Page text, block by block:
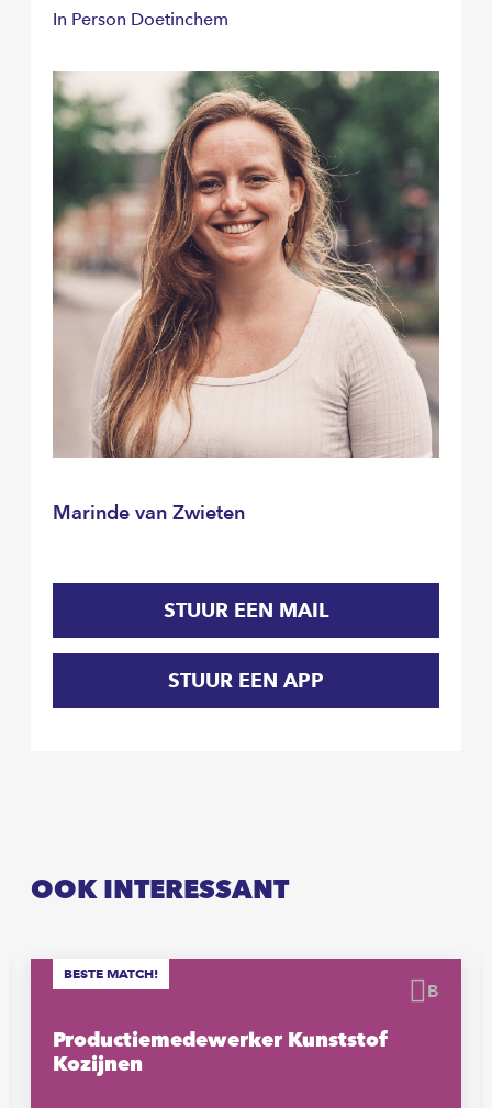
In Person Doetinchem
Marinde van Zwieten
STUUR EEN MAIL
STUUR EEN APP
OOK INTERESSANT
Productiemedewerker Kunststof
Kozijnen
BESTE MATCH!